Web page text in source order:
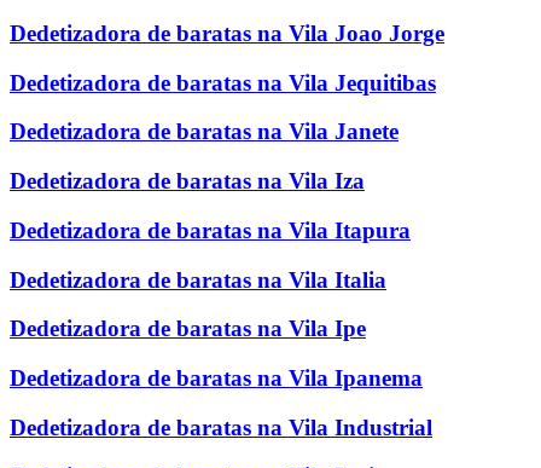
Dedetizadora de baratas na Vila Joao Jorge
Dedetizadora de baratas na Vila Jequitibas
Dedetizadora de baratas na Vila Janete
Dedetizadora de baratas na Vila Iza
Dedetizadora de baratas na Vila Itapura
Dedetizadora de baratas na Vila Italia
Dedetizadora de baratas na Vila Ipe
Dedetizadora de baratas na Vila Ipanema
Dedetizadora de baratas na Vila Industrial